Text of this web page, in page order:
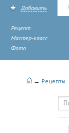
Добавить
Рецепт
Мастер-класс
Фото
→ Рецепты